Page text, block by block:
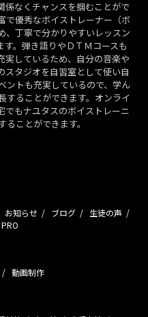
係なくチャンスを掴むことがで
で優秀なボイストレーナー（ボ
、丁寧で分かりやすいレッスン
。弾き語りやＤＴＭコースも
実しているため、自分の音楽や
スタジオを自習室として使い自
ントも充実しているので、学ん
することができます。オンライ
でもナユタスのボイストレーニ
ことができます。
お知らせ ブログ
生徒の声
動画制作